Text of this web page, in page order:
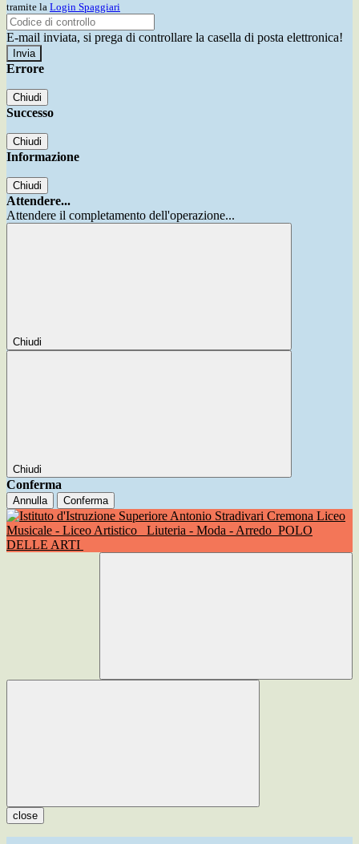
tramite la Login Spaggiari
E-mail inviata, si prega di controllare la casella di posta elettronica!
Errore
Chiudi
Successo
Chiudi
Informazione
Chiudi
Attendere...
Attendere il completamento dell'operazione...
Chiudi
Chiudi
Conferma
Annulla Conferma
Liceo
Musicale - Liceo Artistico
Liuteria - Moda - Arredo POLO
DELLE ARTI
close